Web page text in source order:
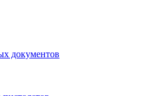
документов